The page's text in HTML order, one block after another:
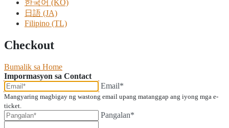
한국어 (KO)
日語 (JA)
Filipino (TL)
Checkout
Bumalik sa Home
Impormasyon sa Contact
Email*
Mangyaring magbigay ng wastong email upang matanggap ang iyong mga e-
ticket.
Pangalan*